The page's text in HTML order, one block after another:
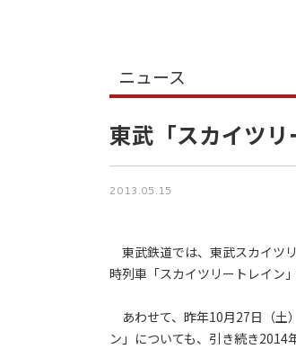
ニュース
東武「スカイツ
2013.05.15
東武鉄道では、東武スカイツ
時列車「スカイツリートレイン
あわせて、昨年10月27日（土
ン」についても、引き続き2014